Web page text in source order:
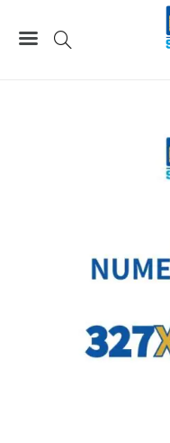
SIM Wind3 Numero